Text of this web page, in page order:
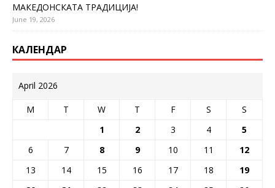
МАКЕДОНСКАТА ТРАДИЦИЈА!
June 19, 2026
КАЛЕНДАР
April 2026
M T W T F S
S
1
2 3 4
5
6
7 8 9 10 11
12
13
14 15 16 17 18
19